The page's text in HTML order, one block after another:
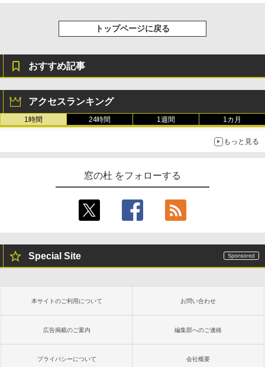
トップページに戻る
おすすめ記事
アクセスランキング
1時間 24時間 1週間 1カ月
もっと見る
窓の杜 をフォローする
Special Site
本サイトのご利用について お問い合わせ
広告掲載のご案内 編集部へのご連絡
プライバシーについて 会社概要